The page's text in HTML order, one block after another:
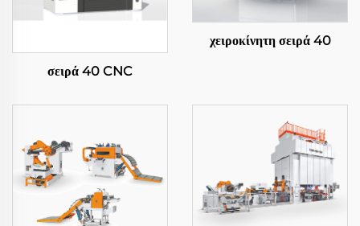
σειρά 40 CNC
χειροκίνητη σειρά 40